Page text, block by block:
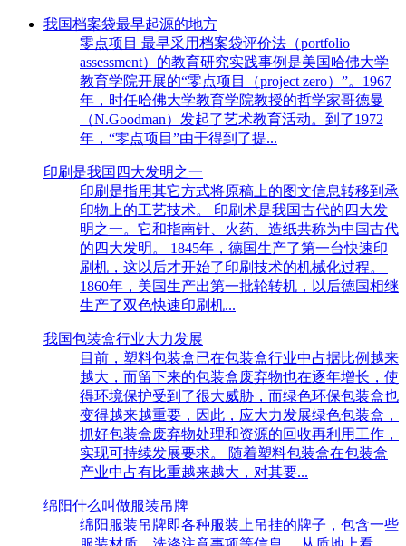
我国档案袋最早起源的地方
零点项目 最早采用档案袋评价法（portfolio
assessment）的教育研究实践事例是美国哈佛大学
教育学院开展的“零点项目（project zero）”。1967
年，时任哈佛大学教育学院教授的哲学家哥德曼
（N.Goodman）发起了艺术教育活动。到了1972
年，“零点项目”由于得到了提...
印刷是我国四大发明之一
印刷是指用其它方式将原稿上的图文信息转移到承
印物上的工艺技术。 印刷术是我国古代的四大发
明之一。它和指南针、火药、造纸共称为中国古代
的四大发明。 1845年，德国生产了第一台快速印
刷机，这以后才开始了印刷技术的机械化过程。
1860年，美国生产出第一批轮转机，以后德国相继
生产了双色快速印刷机...
我国包装盒行业大力发展
目前，塑料包装盒已在包装盒行业中占据比例越来
越大，而留下来的包装盒废弃物也在逐年增长，使
得环境保护受到了很大威胁，而绿色环保包装盒也
变得越来越重要，因此，应大力发展绿色包装盒，
抓好包装盒废弃物处理和资源的回收再利用工作，
实现可持续发展要求。 随着塑料包装盒在包装盒
产业中占有比重越来越大，对其要...
绵阳什么叫做服装吊牌
绵阳服装吊牌即各种服装上吊挂的牌子，包含一些